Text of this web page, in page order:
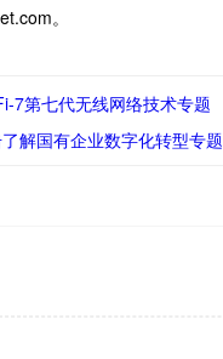
。
7第七代无线网络技术专题
解国有企业数字化转型专题